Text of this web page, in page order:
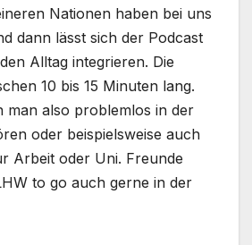
Nationen haben bei uns
dann lässt sich der Podcast
Alltag integrieren. Die
10 bis 15 Minuten lang.
man also problemlos in der
oder beispielsweise auch
Arbeit oder Uni. Freunde
to go auch gerne in der